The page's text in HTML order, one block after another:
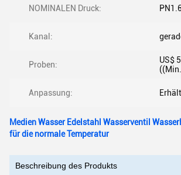
NOMINALEN Druck:
Kanal:
Proben:
US$
Anpassung:
Medien Wasser Edelstahl Wasserventil
für die normale Temperatur
Beschreibung des Produkts